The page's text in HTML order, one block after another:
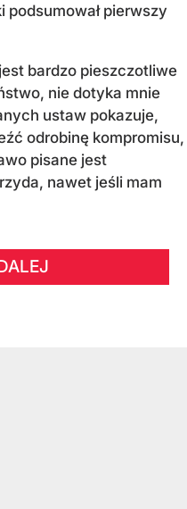
pierwszy
bardzo pieszczotliwe
nie dotyka mnie
ustaw pokazuje,
odrobinę kompromisu,
pisane jest
nawet jeśli mam